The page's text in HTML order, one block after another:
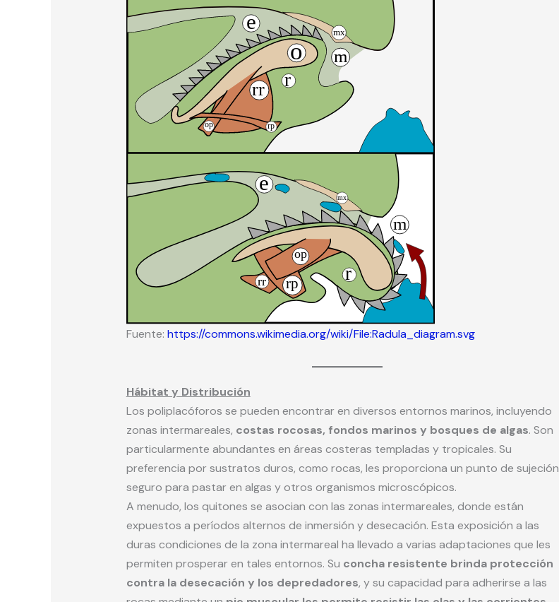
Fuente: https://commons.wikimedia.org/wiki/File:Radula_diagram.svg
Hábitat y Distribución
Los poliplacóforos se pueden encontrar en diversos entornos marinos, incluyendo
zonas intermareales, costas rocosas, fondos marinos y bosques de algas. Son
particularmente abundantes en áreas costeras templadas y tropicales. Su
preferencia por sustratos duros, como rocas, les proporciona un punto de sujeción
seguro para pastar en algas y otros organismos microscópicos.
A menudo, los quitones se asocian con las zonas intermareales, donde están
expuestos a períodos alternos de inmersión y desecación. Esta exposición a las
duras condiciones de la zona intermareal ha llevado a varias adaptaciones que les
permiten prosperar en tales entornos. Su concha resistente brinda protección
contra la desecación y los depredadores, y su capacidad para adherirse a las